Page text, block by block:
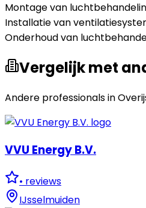
Montage van
Installatie van
Onderhoud van
Vergelijk met
Andere professionals in
VVU Energy B.V.
• reviews
IJsselmuiden